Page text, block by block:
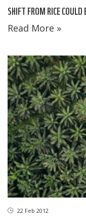
SHIFT FROM RICE COULD
Read More »
22 Feb 2012